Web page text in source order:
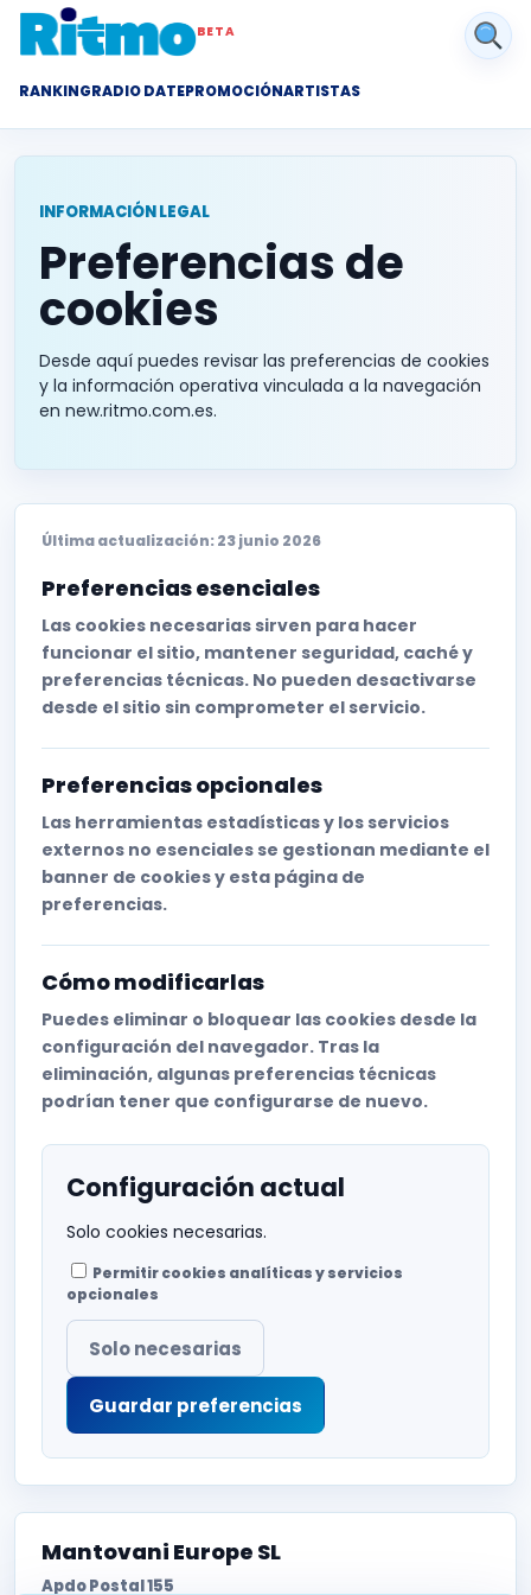
BETA
RANKINGRADIO DATEPROMOCIÓNARTISTAS
INFORMACIÓN LEGAL
Preferencias de
cookies
Desde aquí puedes revisar las preferencias de cookies
y la información operativa vinculada a la navegación
en new.ritmo.com.es.
Última actualización: 23 junio 2026
Preferencias esenciales
Las cookies necesarias sirven para hacer
funcionar el sitio, mantener seguridad, caché y
preferencias técnicas. No pueden desactivarse
desde el sitio sin comprometer el servicio.
Preferencias opcionales
Las herramientas estadísticas y los servicios
externos no esenciales se gestionan mediante el
banner de cookies y esta página de
preferencias.
Cómo modificarlas
Puedes eliminar o bloquear las cookies desde la
configuración del navegador. Tras la
eliminación, algunas preferencias técnicas
podrían tener que configurarse de nuevo.
Configuración actual
Solo cookies necesarias.
Permitir cookies analíticas y servicios
opcionales
Solo necesarias
Guardar preferencias
Mantovani Europe SL
Apdo Postal 155